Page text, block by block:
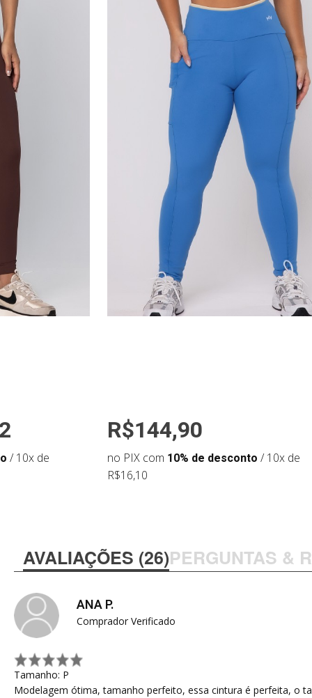
/ 10x de
R$144,90
no PIX com 10% de desconto / 10x de
R$16,10
AVALIAÇÕES (26)PERGUNTAS &
ANA P.
Comprador Verificado
Tamanho: P
Modelagem ótima, tamanho perfeito, essa cintura é perfeita, o